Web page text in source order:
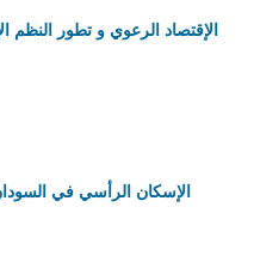
الإقتصاد الرعوي و تطور النظم
الإسكان الرأسي في